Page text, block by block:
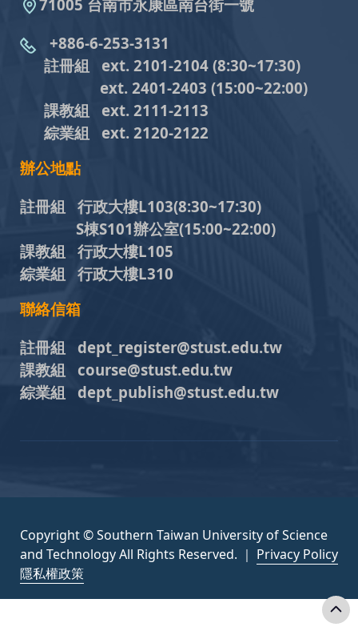
71005 台南市永康區南台街一號
+886-6-253-3131
註冊組 ext. 2101-2104 (8:30~17:30)
ext. 2401-2403 (15:00~22:00)
課教組 ext. 2111-2113
綜業組
ext. 2120-2122
辦公地點
註冊組 行政大樓L103(8:30~17:30)
S棟S101辦公室(15:00~22:00)
課教組 行政大樓L105
綜業組 行政大樓L310
聯絡信箱
註冊組 dept_register@stust.edu.tw
課教組 course@stust.edu.tw
綜業組 dept_publish@stust.edu.tw
Copyright © Southern Taiwan University of Science
and Technology All Rights Reserved. ｜ Privacy Policy
隱私權政策